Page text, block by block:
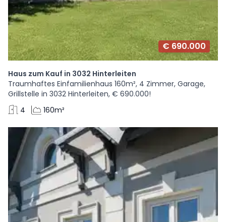
€ 690.000
Haus zum Kauf in 3032 Hinterleiten
Traumhaftes Einfamilienhaus 160m², 4 Zimmer, Garage,
Grillstelle in 3032 Hinterleiten, € 690.000!
4
160m²